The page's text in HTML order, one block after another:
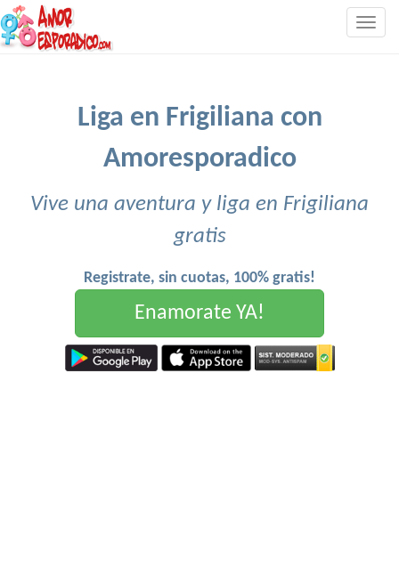
Liga en Frigiliana con
Amoresporadico
Vive una aventura y liga en Frigiliana
gratis
Registrate, sin cuotas, 100% gratis!
Enamorate YA!